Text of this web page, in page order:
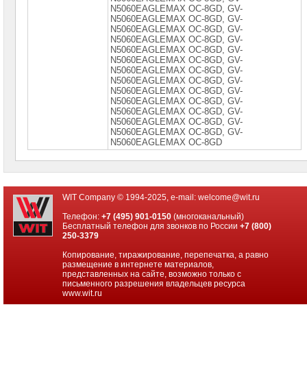
N5060ЕАGLЕМАХ ОС-8GD, GV-
N5060ЕАGLЕМАХ ОС-8GD, GV-
N5060ЕАGLЕМАХ ОС-8GD, GV-
N5060ЕАGLЕМАХ ОС-8GD, GV-
N5060ЕАGLЕМАХ ОС-8GD, GV-
N5060ЕАGLЕМАХ ОС-8GD, GV-
N5060ЕАGLЕМАХ ОС-8GD, GV-
N5060ЕАGLЕМАХ ОС-8GD, GV-
N5060ЕАGLЕМАХ ОС-8GD, GV-
N5060ЕАGLЕМАХ ОС-8GD, GV-
N5060ЕАGLЕМАХ ОС-8GD, GV-
N5060ЕАGLЕМАХ ОС-8GD, GV-
N5060ЕАGLЕМАХ ОС-8GD, GV-
N5060ЕАGLЕМАХ ОС-8GD
WIT Company © 1994-2025, e-mail: welcome@wit.ru
Телефон:+7 (495) 901-0150 (многоканальный)
Бесплатный телефон для звонков по России+7 (800)
250-3379
Копирование, тиражирование, перепечатка, а равно
размещение в интернете материалов,
представленных на сайте, возможно только с
письменного разрешения владельцев ресурса
www.wit.ru